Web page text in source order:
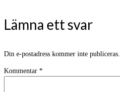
Lämna ett svar
Din e-postadress kommer inte publiceras.
Kommentar *